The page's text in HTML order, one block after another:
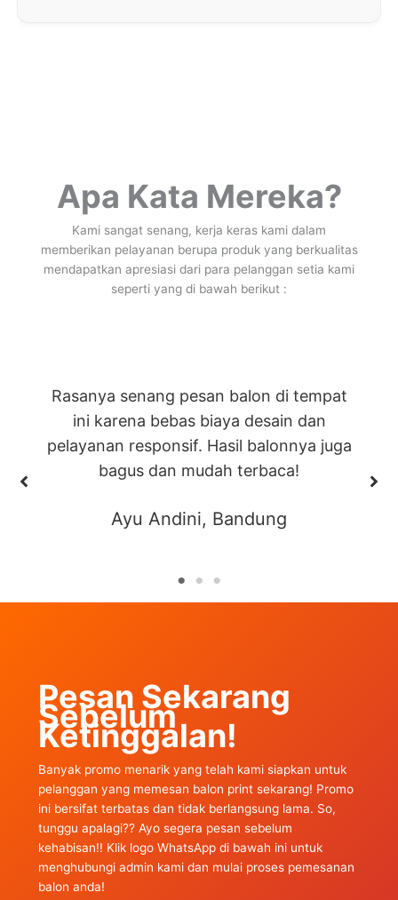
Apa Kata Mereka?
Kami sangat senang, kerja keras kami dalam
memberikan pelayanan berupa produk yang berkualitas
mendapatkan apresiasi dari para pelanggan setia kami
seperti yang di bawah berikut :
Rasanya senang pesan balon di tempat
ini karena bebas biaya desain dan
pelayanan responsif. Hasil balonnya juga
bagus dan mudah terbaca!
Ayu Andini, Bandung
Pesan Sekarang
Sebelum
Ketinggalan!
Banyak promo menarik yang telah kami siapkan untuk
pelanggan yang memesan balon print sekarang! Promo
ini bersifat terbatas dan tidak berlangsung lama. So,
tunggu apalagi?? Ayo segera pesan sebelum
kehabisan!! Klik logo WhatsApp di bawah ini untuk
menghubungi admin kami dan mulai proses pemesanan
balon anda!